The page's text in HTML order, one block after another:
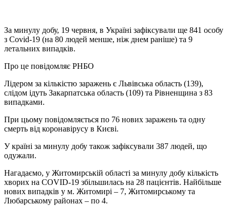
За минулу добу, 19 червня, в Україні зафіксували ще 841 особу
з Covid-19 (на 80 людей менше, ніж днем раніше) та 9
летальних випадків.
Про це повідомляє РНБО
Лідером за кількістю заражень є Львівська область (139),
слідом ідуть Закарпатська область (109) та Рівненщина з 83
випадками.
При цьому повідомляється по 76 нових заражень та одну
смерть від коронавірусу в Києві.
У країні за минулу добу також зафіксували 387 людей, що
одужали.
Нагадаємо, у Житомирській області за минулу добу кількість
хворих на COVID-19 збільшилась на 28 пацієнтів. Найбільше
нових випадків у м. Житомирі – 7, Житомирському та
Любарському районах – по 4.